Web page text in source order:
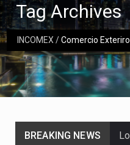
INCOMEX/Comercio Exteriro
Tag Archives
BREAKING NEWS